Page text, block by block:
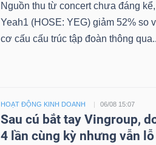
Nguồn thu từ concert chưa đáng
Yeah1 (HOSE: YEG) giảm 52% so
cơ cấu cấu trúc tập đoàn thông
HOẠT ĐỘNG KINH DOANH 06/08 15:07
Sau cú bắt tay Vingroup,
4 lần cùng kỳ nhưng vẫn lỗ